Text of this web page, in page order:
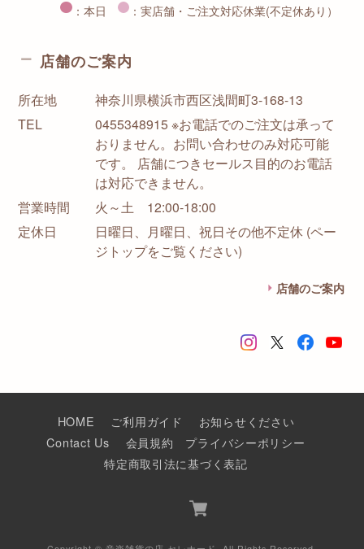
：本日 ：実店舗・ご注文対応休業(不定休あり）
店舗のご案内
所在地
神奈川県横浜市西区浅間町3-168-13
TEL
0455348915 ※お電話でのご注文は承って
おりません。お問い合わせのみ対応可能
です。 店舗につきセールス目的のお電話
は対応できません。
営業時間
火～土 12:00-18:00
定休日
日曜日、月曜日、祝日その他不定休 (ペー
ジトップをご覧ください)
店舗のご案内
HOME ご利用ガイド
お知らせください
Contact Us
会員規約
プライバシーポリシー
特定商取引法に基づく表記